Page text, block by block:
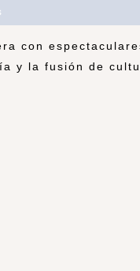
con
y la fusión de